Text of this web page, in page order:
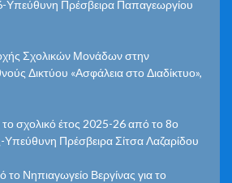
Υπεύθυνη Πρέσβειρα Παπαγεωργίου
Σχολικών Μονάδων στην
Δικτύου «Ασφάλεια στο Διαδίκτυο»,
το σχολικό έτος 2025-26 από το 8ο
Υπεύθυνη Πρέσβειρα Σίτσα Λαζαρίδου
το Νηπιαγωγείο Βεργίνας για το